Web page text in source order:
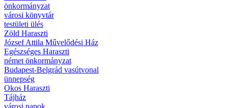
önkormányzat
városi könyvtár
testületi ülés
Zöld Haraszti
József Attila Művelődési Ház
Egészséges Haraszti
német önkormányzat
Budapest-Belgrád vasútvonal
ünnepség
Okos Haraszti
Tájház